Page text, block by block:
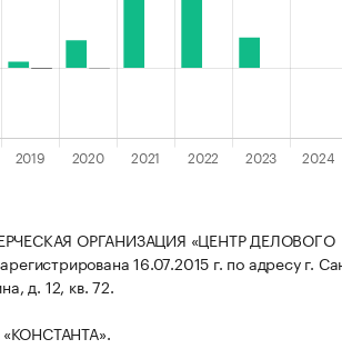
ОРГАНИЗАЦИЯ «ЦЕНТР ДЕЛОВОГО
16.07.2015 г. по адресу г.
д. 12, кв. 72.